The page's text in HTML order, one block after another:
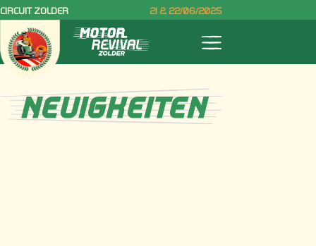
CIRCUIT ZOLDER 21 & 22/06/2025
NEUIGKEITEN